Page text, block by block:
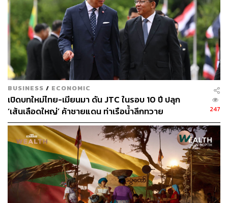
ประเทศไทยขาดดุลการค้า 2 ปีติดต่อกันน่ากังวลหรือไม่
Krungthai COMPASS เปิดเผยกับ THE STANDARD
WEALTH ว่า การขาดดุลการค้าในช่วงที่ผ่านมา เป็นผลจาก
มูลค่าการนำเข้าที่ถีบตัวสูงขึ้น ส่วนหนึ่งเป็นผลจากราคา
น้ำมัน ขณะเดียวกันการส่งออกของไทยเผชิญข้อจำกัดที่มาก
ขึ้น ทั้งจากการชะลอตัวของเศรษฐกิจโลก ปัญหาทางด้าน
ภูมิรัฐศาสตร์ รวมถึงการสูญเสียความสามารถเชิงแข่งขัน
อย่างไรก็ตาม ในเชิงเสถียรภาพด้านต่างประเทศของไทย
ถือว่ายังคงเข้มแข็ง จากข้อมูลดุลบัญชีเดินสะพัดล่าสุดใน
ไตรมาสที่ 3/66 ไทยเกินดุลที่ 2.6 พันล้านดอลลาร์ จากแรง
BUSINESS / ECONOMIC
เปิดบทใหม่ไทย-เมียนมา ดัน JTC ในรอบ 10 ปี ปลุก
‘เส้นเลือดใหญ่’ ค้าชายแดน ท่าเรือน้ำลึกทวาย
247